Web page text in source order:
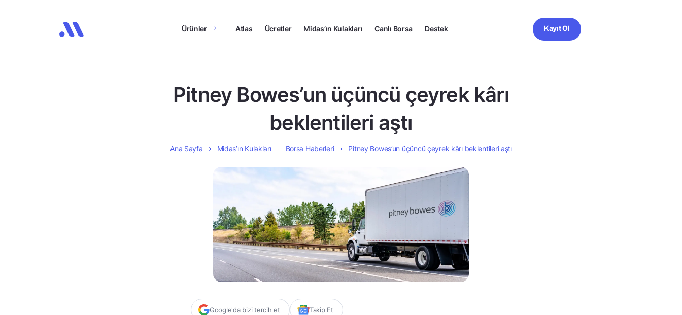
Ürünler Atlas Ücretler Midas’ın Kulakları Canlı Borsa Destek Kayıt Ol
Pitney Bowes’un üçüncü çeyrek kârı
beklentileri aştı
Ana Sayfa Midas’ın Kulakları Borsa Haberleri Pitney Bowes’un üçüncü çeyrek kârı beklentileri aştı
Google'da bizi tercih et Takip Et